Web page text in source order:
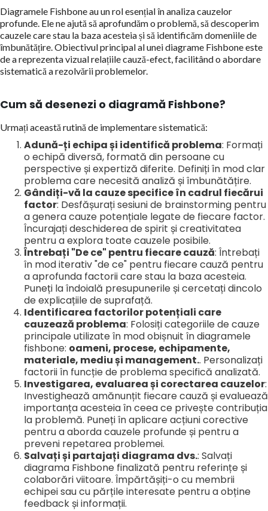
Diagramele Fishbone au un rol esențial în analiza cauzelor
profunde. Ele ne ajută să aprofundăm o problemă, să descoperim
cauzele care stau la baza acesteia și să identificăm domeniile de
îmbunătățire. Obiectivul principal al unei diagrame Fishbone este
de a reprezenta vizual relațiile cauză-efect, facilitând o abordare
sistematică a rezolvării problemelor.
Cum să desenezi o diagramă Fishbone?
Urmați această rutină de implementare sistematică:
Adună-ți echipa și identifică problema: Formați
o echipă diversă, formată din persoane cu
perspective și expertiză diferite. Definiți în mod clar
problema care necesită analiză și îmbunătățire.
Gândiți-vă la cauze specifice în cadrul fiecărui
factor: Desfășurați sesiuni de brainstorming pentru
a genera cauze potențiale legate de fiecare factor.
Încurajați deschiderea de spirit și creativitatea
pentru a explora toate cauzele posibile.
Întrebați "De ce" pentru fiecare cauză: Întrebați
în mod iterativ "de ce" pentru fiecare cauză pentru
a aprofunda factorii care stau la baza acesteia.
Puneți la îndoială presupunerile și cercetați dincolo
de explicațiile de suprafață.
Identificarea factorilor potențiali care
cauzează problema: Folosiți categoriile de cauze
principale utilizate în mod obișnuit în diagramele
fishbone: oameni, procese, echipamente,
materiale, mediu și management.. Personalizați
factorii în funcție de problema specifică analizată.
Investigarea, evaluarea și corectarea cauzelor:
Investighează amănunțit fiecare cauză și evaluează
importanța acesteia în ceea ce privește contribuția
la problemă. Puneți în aplicare acțiuni corective
pentru a aborda cauzele profunde și pentru a
preveni repetarea problemei.
Salvați și partajați diagrama dvs.: Salvați
diagrama Fishbone finalizată pentru referințe și
colaborări viitoare. Împărtășiți-o cu membrii
echipei sau cu părțile interesate pentru a obține
feedback și informații.